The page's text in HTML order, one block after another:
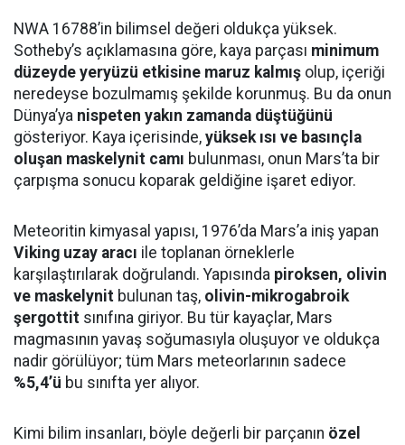
NWA 16788’in bilimsel değeri oldukça yüksek.
Sotheby’s açıklamasına göre, kaya parçası minimum
düzeyde yeryüzü etkisine maruz kalmış olup, içeriği
neredeyse bozulmamış şekilde korunmuş. Bu da onun
Dünya’ya nispeten yakın zamanda düştüğünü
gösteriyor. Kaya içerisinde, yüksek ısı ve basınçla
oluşan maskelynit camı bulunması, onun Mars’ta bir
çarpışma sonucu koparak geldiğine işaret ediyor.
Meteoritin kimyasal yapısı, 1976’da Mars’a iniş yapan
Viking uzay aracı ile toplanan örneklerle
karşılaştırılarak doğrulandı. Yapısında piroksen, olivin
ve maskelynit bulunan taş, olivin-mikrogabroik
şergottit sınıfına giriyor. Bu tür kayaçlar, Mars
magmasının yavaş soğumasıyla oluşuyor ve oldukça
nadir görülüyor; tüm Mars meteorlarının sadece
%5,4’ü bu sınıfta yer alıyor.
Kimi bilim insanları, böyle değerli bir parçanın özel